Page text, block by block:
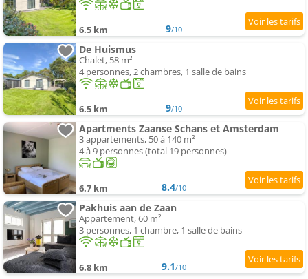
6.5 km 9/10
De Huismus
Chalet, 58 m²
4 personnes, 2 chambres, 1 salle de bains
6.5 km 9/10
Apartments Zaanse Schans et Amsterdam
3 appartements, 50 à 140 m²
4 à 9 personnes (total 19 personnes)
6.7 km 8.4/10
Pakhuis aan de Zaan
Appartement, 60 m²
3 personnes, 1 chambre, 1 salle de bains
6.8 km 9.1/10